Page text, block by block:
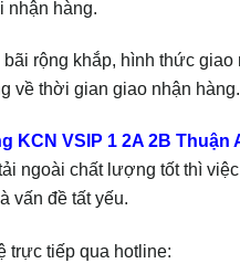
nhận hàng.
rộng khắp, hình thức giao
về thời gian giao nhận hàng.
KCN VSIP 1 2A 2B Thuận
ngoài chất lượng tốt thì
vấn đề tất yếu.
trực tiếp qua hotline: